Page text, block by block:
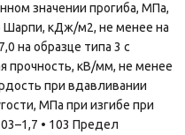
значении прогиба, МПа,
Шарпи, кДж/м2, не менее на
на образце типа 3 с
прочность, кВ/мм, не менее
при вдавливании
МПа при изгибе при
• 103 Предел